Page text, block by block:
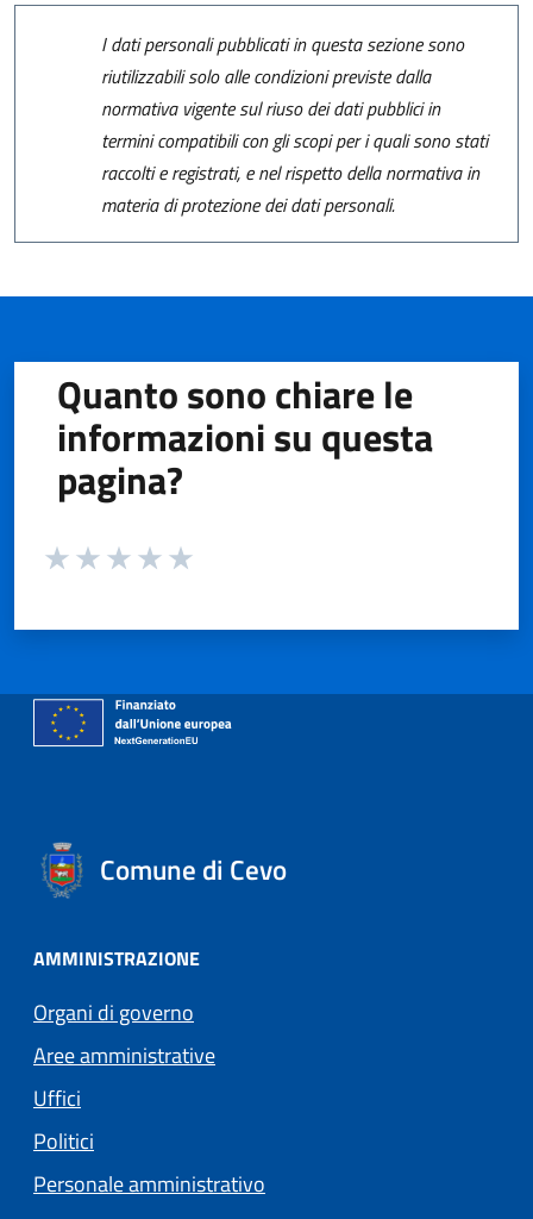
I dati personali pubblicati in questa sezione sono
riutilizzabili solo alle condizioni previste dalla
normativa vigente sul riuso dei dati pubblici in
termini compatibili con gli scopi per i quali sono stati
raccolti e registrati, e nel rispetto della normativa in
materia di protezione dei dati personali.
Quanto sono chiare le
informazioni su questa
pagina?
Valuta da 1 a 5 stelle la pagina
Comune di Cevo
AMMINISTRAZIONE
Organi di governo
Aree amministrative
Uffici
Politici
Personale amministrativo